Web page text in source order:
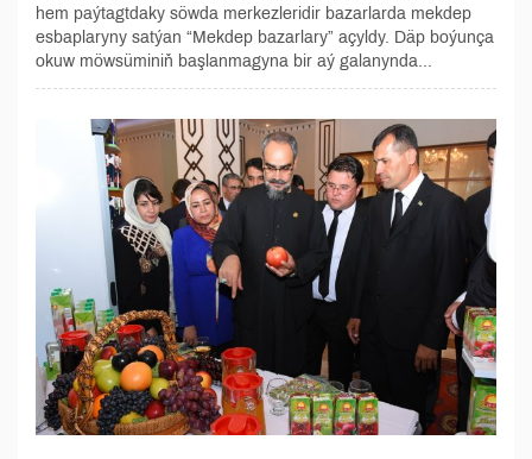
hem paýtagtdaky söwda merkezleridir bazarlarda mekdep
esbaplaryny satýan “Mekdep bazarlary” açyldy. Däp boýunça
okuw möwsüminiň başlanmagyna bir aý galanynda...